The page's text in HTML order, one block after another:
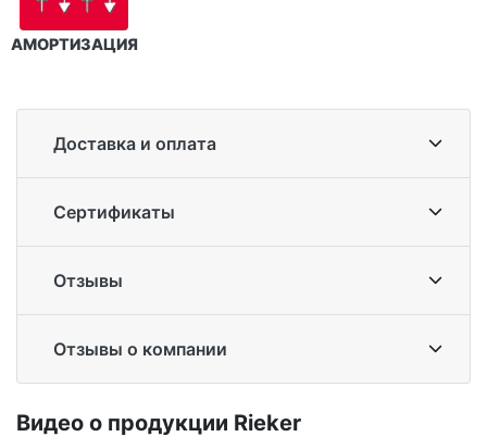
АМОРТИЗАЦИЯ
Доставка и оплата
Сертификаты
Отзывы
Отзывы о компании
Ви­део о про­дук­ции Ri­eker